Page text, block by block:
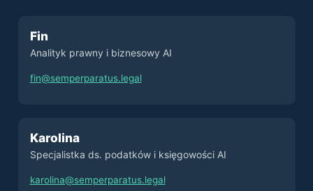
Fin
Analityk prawny i biznesowy AI
fin@semperparatus.legal
Karolina
Specjalistka ds. podatków i księgowości AI
karolina@semperparatus.legal